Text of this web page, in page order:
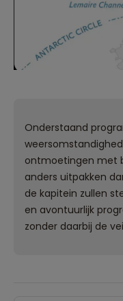
Onderstaand
ontmoetingen met
anders uitpakken
de kapitein zullen
en avontuurlijk
zonder daarbij de